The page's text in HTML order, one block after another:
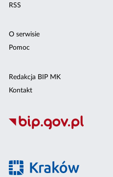
RSS
O serwisie
Pomoc
Redakcja BIP MK
Kontakt